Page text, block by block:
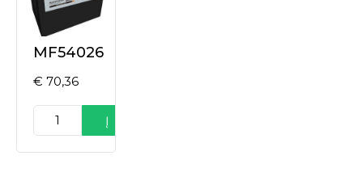
MF54026
€ 70,36
produkto
kiekis:
Į
krepšelį